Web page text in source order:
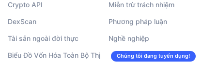
Crypto API
DexScan
Tài sản ngoài đời thực
Biểu Đồ Vốn Hóa Toàn Bộ Thị
Miễn trừ trách nhiệm
Phương pháp luận
Nghề nghiệp
Chúng tôi đang tuyển dụng!